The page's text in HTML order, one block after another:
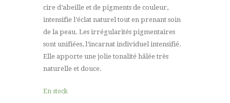
cire d’abeille et de pigments de couleur,
intensifie l’éclat naturel tout en prenant soin
de la peau. Les irrégularités pigmentaires
sont unifiées, l’incarnat individuel intensifié.
Elle apporte une jolie tonalité hâlée très
naturelle et douce.
En stock